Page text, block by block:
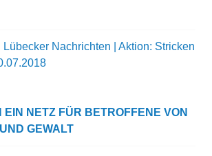
Lübecker Nachrichten | Aktion: Stricken
EIN NETZ FÜR BETROFFENE VON
GEWALT